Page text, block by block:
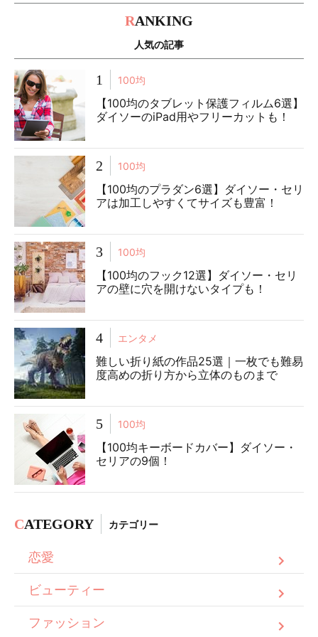
RANKING
人気の記事
1 100均
【100均のタブレット保護フィルム6選】
ダイソーのiPad用やフリーカットも！
2 100均
【100均のプラダン6選】ダイソー・セリ
アは加工しやすくてサイズも豊富！
3 100均
【100均のフック12選】ダイソー・セリ
アの壁に穴を開けないタイプも！
4 エンタメ
難しい折り紙の作品25選｜一枚でも難易
度高めの折り方から立体のものまで
5 100均
【100均キーボードカバー】ダイソー・
セリアの9個！
CATEGORY カテゴリー
恋愛
ビューティー
ファッション